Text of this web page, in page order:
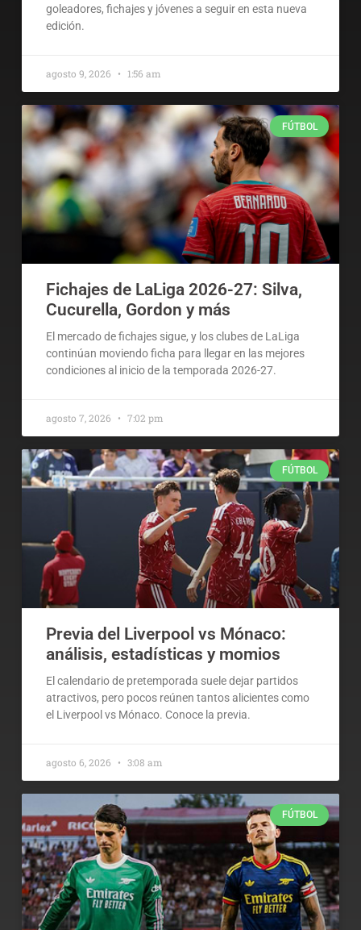
goleadores, fichajes y jóvenes a seguir en esta nueva
edición.
agosto 9, 2026 1:56 am
FÚTBOL
Fichajes de LaLiga 2026-27: Silva,
Cucurella, Gordon y más
El mercado de fichajes sigue, y los clubes de LaLiga
continúan moviendo ficha para llegar en las mejores
condiciones al inicio de la temporada 2026-27.
agosto 7, 2026 7:02 pm
FÚTBOL
Previa del Liverpool vs Mónaco:
análisis, estadísticas y momios
El calendario de pretemporada suele dejar partidos
atractivos, pero pocos reúnen tantos alicientes como
el Liverpool vs Mónaco. Conoce la previa.
agosto 6, 2026 3:08 am
FÚTBOL